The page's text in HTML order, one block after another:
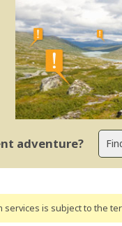
adventure?
services is subject to the